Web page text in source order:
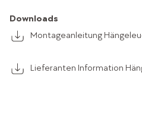
Downloads
Montageanleitung
Lieferanten Information